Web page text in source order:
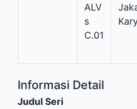
ALV
s
C.01
Informasi Detail
Judul Seri